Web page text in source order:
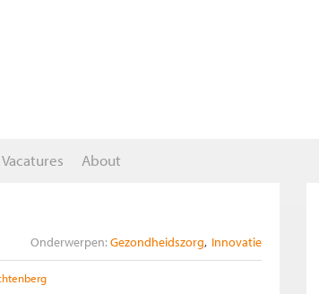
Vacatures About
Onderwerpen: Gezondheidszorg Innovatie